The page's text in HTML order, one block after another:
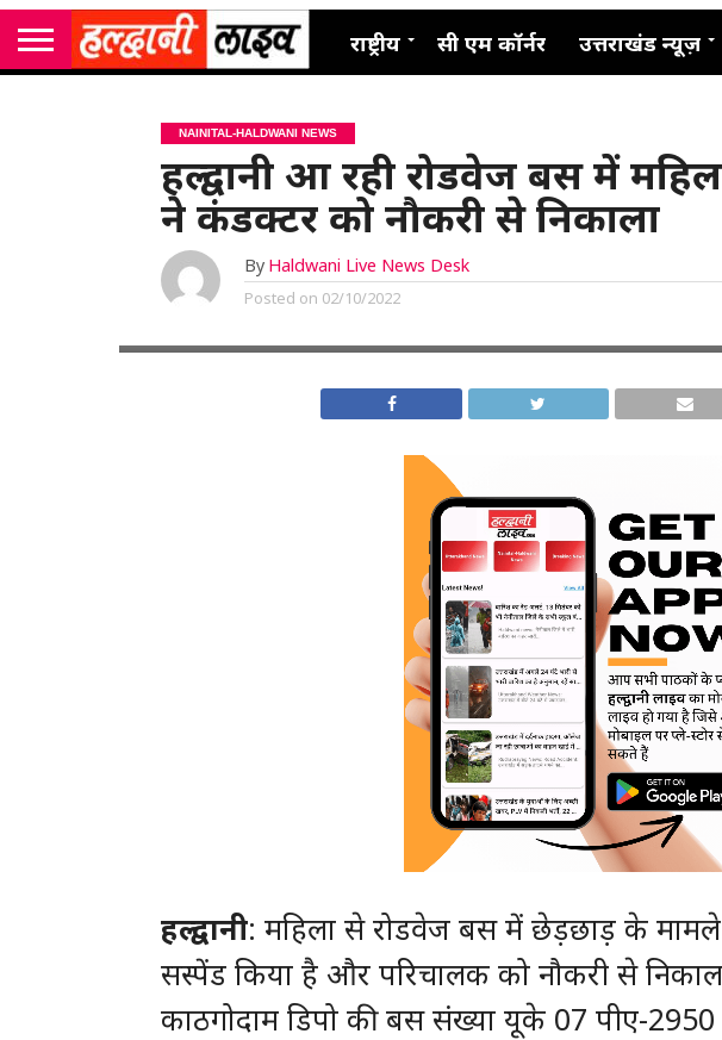
राष्ट्रीय सी एम कॉर्नर उत्तराखंड न्यूज़
NAINITAL-HALDWANI NEWS
हल्द्वानी आ रही रोडवेज बस में
ने कंडक्टर को नौकरी से निकाला
By Haldwani Live News Desk
Posted on 02/10/2022
हल्द्वानी: महिला से रोडवेज बस में छेड़छाड़ के
सस्पेंड किया है और परिचालक को नौकरी से निकाल
काठगोदाम डिपो की बस संख्या यूके 07 पीए-2950